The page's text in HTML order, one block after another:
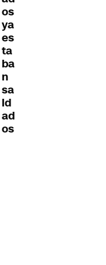
os
ya
es
ta
ba
n
sa
ld
ad
os